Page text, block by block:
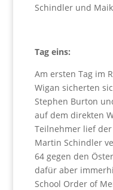
Schindler und
Tag eins:
Am ersten Tag im
Wigan sicherten
Stephen Burton
auf dem direkten
Teilnehmer lief
Martin Schindler
64 gegen den
dafür aber
School Order of